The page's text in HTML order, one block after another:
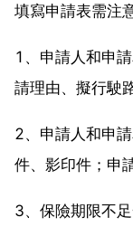
填寫申請表需注
1、申請人和申
請理由、擬行駛
2、申請人和申
件、影印件；申
3、保險期限不足